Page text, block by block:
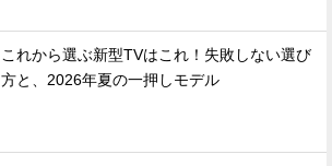
これから選ぶ新型TVはこれ！失敗しない選び
方と、2026年夏の一押しモデル